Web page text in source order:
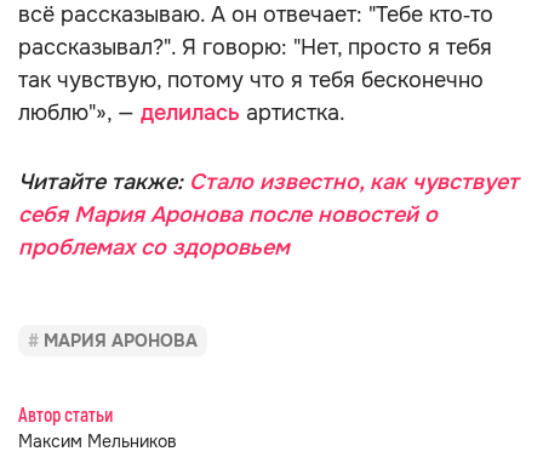
всё рассказываю. А он отвечает: "Тебе кто‑то
рассказывал?". Я говорю: "Нет, просто я тебя
так чувствую, потому что я тебя бесконечно
люблю"», — делилась артистка.
Читайте также: Стало известно, как чувствует
себя Мария Аронова после новостей о
проблемах со здоровьем
МАРИЯ АРОНОВА
Автор статьи
Максим Мельников